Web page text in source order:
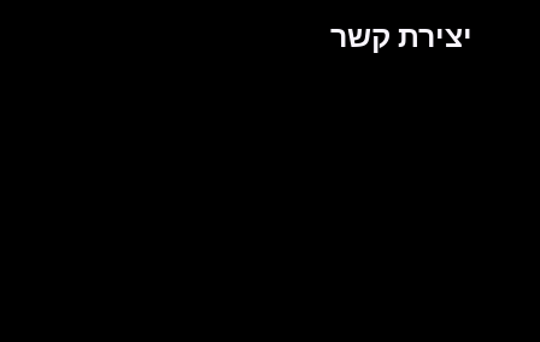
יצירת קשר